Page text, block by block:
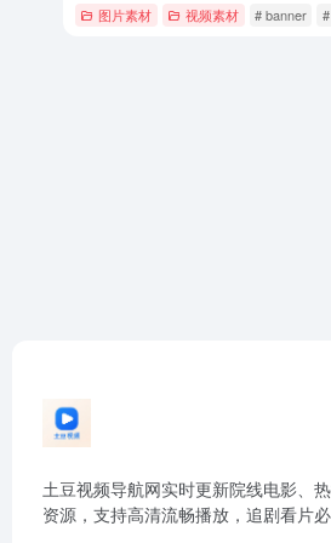
图片素材 视频素材 # banner
土豆视频导航网实时更新院线电影、
资源，支持高清流畅播放，追剧看片